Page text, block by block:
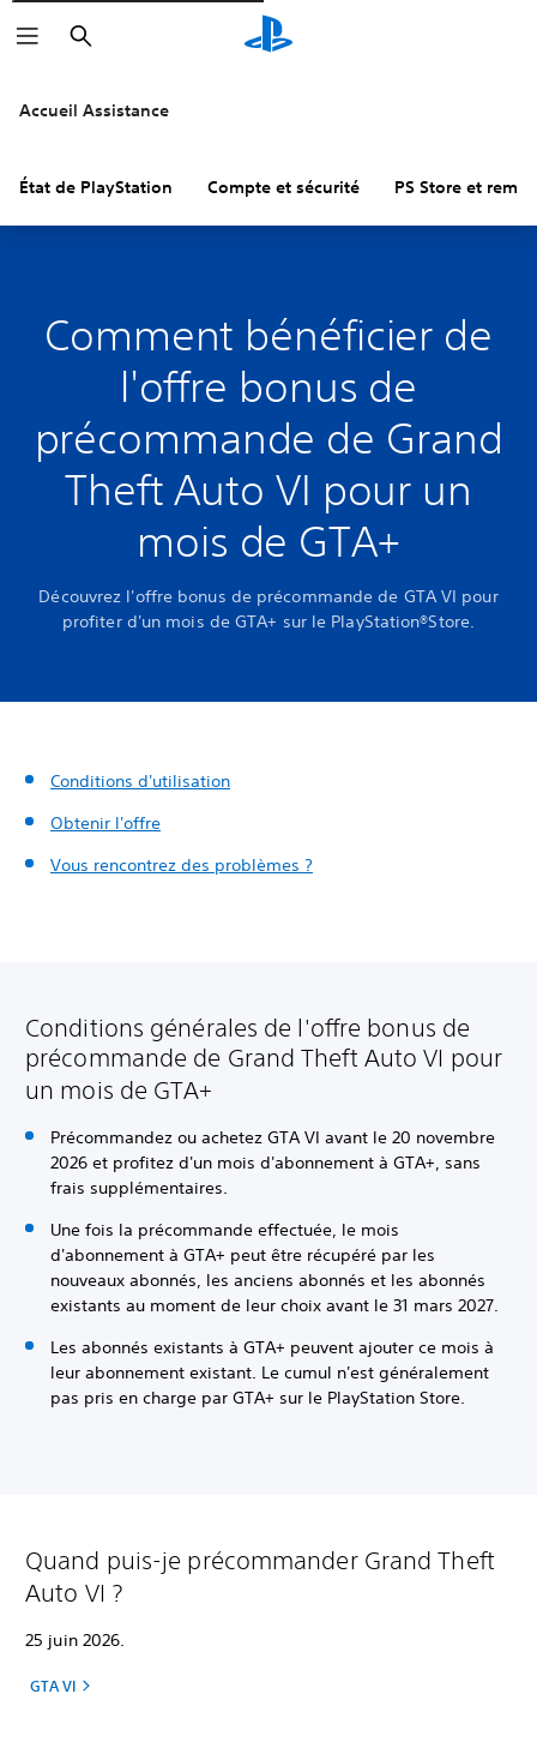
Rechercher
Accueil Assistance
État de PlayStation Compte et sécurité PS Store et
Comment bénéficier de
l'offre bonus de
précommande de Grand
Theft Auto VI pour un
mois de GTA+
Découvrez l'offre bonus de précommande de GTA VI pour
profiter d'un mois de GTA+ sur le PlayStation®Store.
Conditions d'utilisation
Obtenir l'offre
Vous rencontrez des problèmes ?
Conditions générales de l'offre bonus de
précommande de Grand Theft Auto VI pour
un mois de GTA+
Précommandez ou achetez GTA VI avant le 20 novembre
2026 et profitez d'un mois d'abonnement à GTA+, sans
frais supplémentaires.
Une fois la précommande effectuée, le mois
d'abonnement à GTA+ peut être récupéré par les
nouveaux abonnés, les anciens abonnés et les abonnés
existants au moment de leur choix avant le 31 mars 2027.
Les abonnés existants à GTA+ peuvent ajouter ce mois à
leur abonnement existant. Le cumul n'est généralement
pas pris en charge par GTA+ sur le PlayStation Store.
Quand puis-je précommander Grand Theft
Auto VI ?
25 juin 2026.
GTA VI